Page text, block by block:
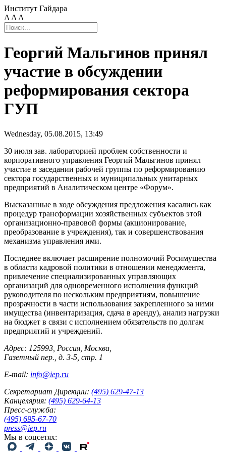
Институт Гайдара
A A A
Георгий Мальгинов принял
участие в обсуждении
реформирования сектора
ГУП
Wednesday, 05.08.2015, 13:49
30 июля зав. лабораторией проблем собственности и
корпоративного управления Георгий Мальгинов принял
участие в заседании рабочей группы по реформированию
сектора государственных и муниципальных унитарных
предприятий в Аналитическом центре «Форум».
Высказанные в ходе обсуждения предложения касались как
процедур трансформации хозяйственных субъектов этой
организационно-правовой формы (акционирование,
преобразование в учреждения), так и совершенствования
механизма управления ими.
Последнее включает расширение полномочий Росимущества
в области кадровой политики в отношении менеджмента,
привлечение специализированных управляющих
организаций для одновременного исполнения функций
руководителя по нескольким предприятиям, повышение
прозрачности в части использования закрепленного за ними
имущества (инвентаризация, сдача в аренду), анализ нагрузки
на бюджет в связи с исполнением обязательств по долгам
предприятий и учреждений.
Адрес: 125993, Россия, Москва,
Газетный пер., д. 3-5, стр. 1
E-mail: info@iep.ru
Секретариат Дирекции: (495) 629-47-13
Канцелярия: (495) 629-64-13
Пресс-служба:
(495) 695-67-70
press@iep.ru
Мы в соцсетях: